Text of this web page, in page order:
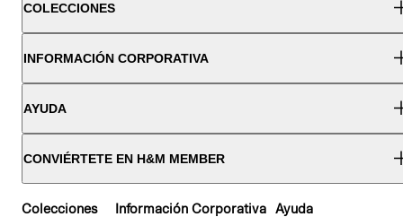
COLECCIONES
INFORMACIÓN CORPORATIVA
AYUDA
CONVIÉRTETE EN H&M MEMBER
Colecciones Información Corporativa Ayuda